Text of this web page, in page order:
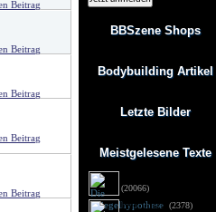
BBSzene Shops
Bodybuilding Artikel
Letzte Bilder
Meistgelesene Texte
(20066)
Flex 05/15 (2378)